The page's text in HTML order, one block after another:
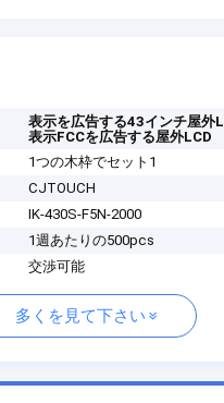
表示を広告する43インチ屋外
表示FCCを広告する屋外LCD
1つの木枠でセット1
CJTOUCH
IK-430S-F5N-2000
1週あたりの500pcs
交渉可能
多くを見て下さい